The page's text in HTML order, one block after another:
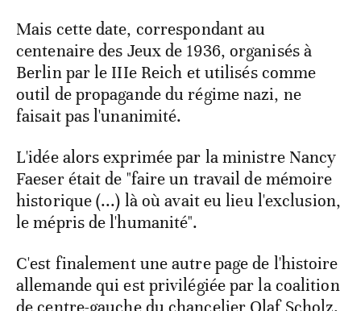
Mais cette date, correspondant au
centenaire des Jeux de 1936, organisés à
Berlin par le IIIe Reich et utilisés comme
outil de propagande du régime nazi, ne
faisait pas l'unanimité.
L'idée alors exprimée par la ministre Nancy
Faeser était de "faire un travail de mémoire
historique (...) là où avait eu lieu l'exclusion,
le mépris de l'humanité".
C'est finalement une autre page de l'histoire
allemande qui est privilégiée par la coalition